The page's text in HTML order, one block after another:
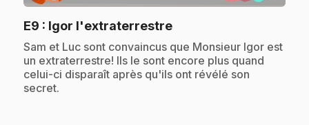
E9 : Igor l'extraterrestre.
.Sam et Luc sont convaincus que Monsieur Igor est
un extraterrestre! Ils le sont encore plus quand
celui-ci disparaît après qu'ils ont révélé son
secret.